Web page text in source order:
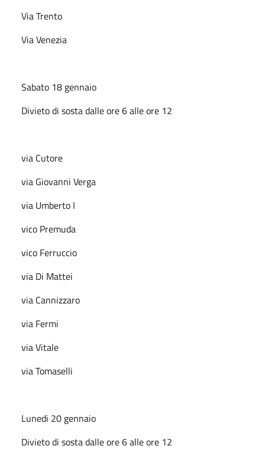
Via Trento
Via Venezia
Sabato 18 gennaio
Divieto di sosta dalle ore 6 alle ore 12
via Cutore
via Giovanni Verga
via Umberto I
vico Premuda
vico Ferruccio
via Di Mattei
via Cannizzaro
via Fermi
via Vitale
via Tomaselli
Lunedi 20 gennaio
Divieto di sosta dalle ore 6 alle ore 12